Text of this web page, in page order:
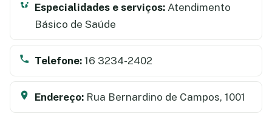
Especialidades e serviços: Atendimento
Básico de Saúde
Telefone: 16 3234-2402
Endereço: Rua Bernardino de Campos, 1001